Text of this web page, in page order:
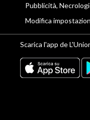
Pubblicità,
Modifica
Scarica l'app de